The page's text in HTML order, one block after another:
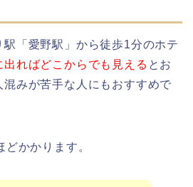
「愛野駅」から徒歩1分のホテ
出ればどこからでも見える とお
混みが苦手な人にもおすすめで
かかります。